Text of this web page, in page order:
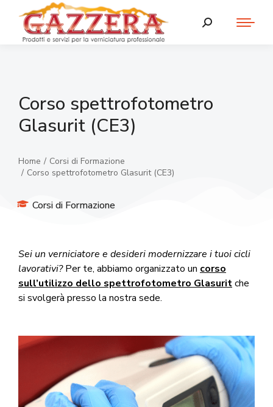
Corso spettrofotometro
Glasurit (CE3)
Tu sei qui:
Home
Corsi di Formazione
Corso spettrofotometro Glasurit (CE3)
Corsi di Formazione
Sei un verniciatore e desideri modernizzare i tuoi cicli
lavorativi?Per te, abbiamo organizzato un corso
sull’utilizzo dello spettrofotometro Glasuritche
si svolgerà presso la nostra sede.